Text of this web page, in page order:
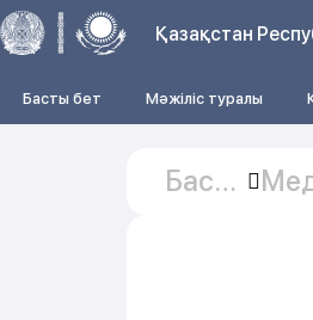
Қазақстан
Басты бет Мәжіліс туралы
Басты